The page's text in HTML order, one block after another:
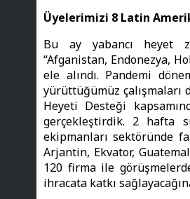
Üyelerimizi 8 Latin
Bu ay yabancı heyet
“Afganistan, Endonezya,
ele alındı. Pandemi
yürüttüğümüz çalışmaları
Heyeti Desteği
gerçekleştirdik. 2 hafta
ekipmanları sektöründe
Arjantin, Ekvator,
120 firma ile
ihracata katkı